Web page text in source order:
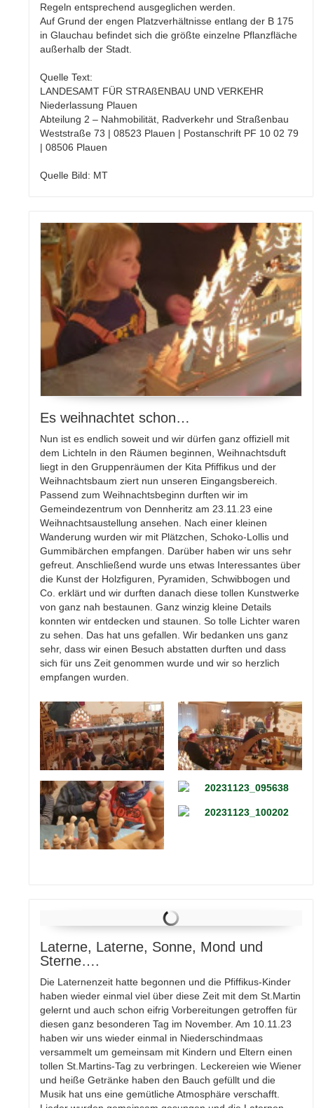
Regeln entsprechend ausgeglichen werden.
Auf Grund der engen Platzverhältnisse entlang der B 175
in Glauchau befindet sich die größte einzelne Pflanzfläche
außerhalb der Stadt.
Quelle Text:
LANDESAMT FÜR STRAßENBAU UND VERKEHR
Niederlassung Plauen
Abteilung 2 – Nahmobilität, Radverkehr und Straßenbau
Weststraße 73 | 08523 Plauen | Postanschrift PF 10 02 79
| 08506 Plauen
Quelle Bild: MT
Es weihnachtet schon…
Nun ist es endlich soweit und wir dürfen ganz offiziell mit
dem Lichteln in den Räumen beginnen, Weihnachtsduft
liegt in den Gruppenräumen der Kita Pfiffikus und der
Weihnachtsbaum ziert nun unseren Eingangsbereich.
Passend zum Weihnachtsbeginn durften wir im
Gemeindezentrum von Dennheritz am 23.11.23 eine
Weihnachtsaustellung ansehen. Nach einer kleinen
Wanderung wurden wir mit Plätzchen, Schoko-Lollis und
Gummibärchen empfangen. Darüber haben wir uns sehr
gefreut. Anschließend wurde uns etwas Interessantes über
die Kunst der Holzfiguren, Pyramiden, Schwibbogen und
Co. erklärt und wir durften danach diese tollen Kunstwerke
von ganz nah bestaunen. Ganz winzig kleine Details
konnten wir entdecken und staunen. So tolle Lichter waren
zu sehen. Das hat uns gefallen. Wir bedanken uns ganz
sehr, dass wir einen Besuch abstatten durften und dass
sich für uns Zeit genommen wurde und wir so herzlich
empfangen wurden.
Laterne, Laterne, Sonne, Mond und
Sterne….
Die Laternenzeit hatte begonnen und die Pfiffikus-Kinder
haben wieder einmal viel über diese Zeit mit dem St.Martin
gelernt und auch schon eifrig Vorbereitungen getroffen für
diesen ganz besonderen Tag im November. Am 10.11.23
haben wir uns wieder einmal in Niederschindmaas
versammelt um gemeinsam mit Kindern und Eltern einen
tollen St.Martins-Tag zu verbringen. Leckereien wie Wiener
und heiße Getränke haben den Bauch gefüllt und die
Musik hat uns eine gemütliche Atmosphäre verschafft.